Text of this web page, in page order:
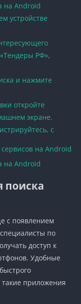
на Android
устройстве
РФ»,
и нажмите
откройте
экране.
с
на Android
на Android
с появлением
по
доступ к
Удобные
приложения